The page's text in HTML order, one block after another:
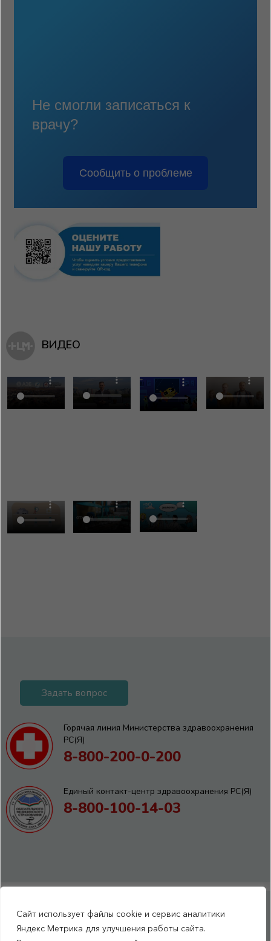
Сайт использует файлы cookie и сервис аналитики
Яндекс Метрика для улучшения работы сайта.
Не смогли записаться к
врачу?
Сообщить о проблеме
ВИДЕО
Задать вопрос
Горячая линия Министерства здравоохранения
РС(Я)
8-800-200-0-200
Единый контакт-центр здравоохранения РС(Я)
8-800-100-14-03
RSS-обновления